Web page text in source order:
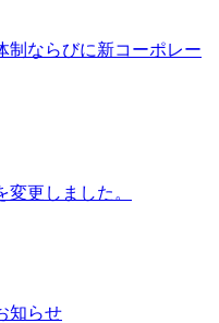
制ならびに新コーポレー
更しました。
知らせ